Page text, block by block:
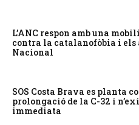
L’ANC respon amb una
contra la catalanofòbia i els
Nacional
SOS Costa Brava es planta
prolongació de la C-32 i
immediata